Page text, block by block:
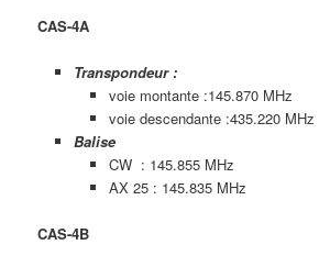
CAS-4A
Transpondeur :
voie montante :145.870 MHz
voie descendante :435.220 MHz
Balise
CW : 145.855 MHz
AX 25 : 145.835 MHz
CAS-4B